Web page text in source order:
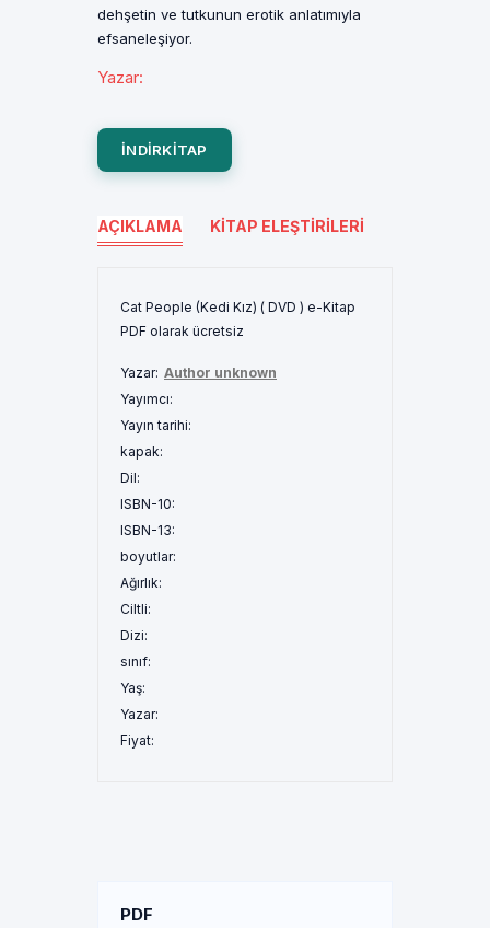
dehşetin ve tutkunun erotik anlatımıyla
efsaneleşiyor.
Yazar:
INDIRKITAP
AÇIKLAMA KITAP ELEŞTIRILERI
Cat People (Kedi Kız) ( DVD ) e-Kitap
PDF olarak ücretsiz
Yazar: Author unknown
Yayımcı:
Yayın tarihi:
kapak:
Dil:
ISBN-10:
ISBN-13:
boyutlar:
Ağırlık:
Ciltli:
Dizi:
sınıf:
Yaş:
Yazar:
Fiyat:
PDF